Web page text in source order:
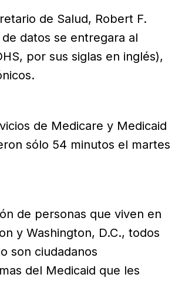
de Salud, Robert F.
datos se entregara al
por sus siglas en inglés),
de Medicare y Medicaid
sólo 54 minutos el martes
de personas que viven en
y Washington, D.C., todos
son ciudadanos
del Medicaid que les